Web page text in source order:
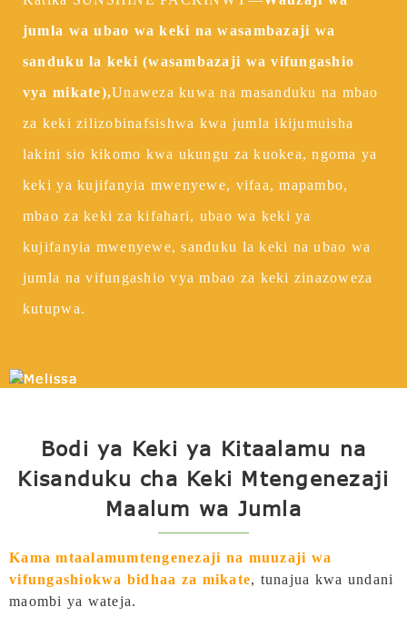
jumla wa ubao wa keki na wasambazaji wa
sanduku la keki (wasambazaji wa vifungashio
vya mikate),Unaweza kuwa na masanduku na mbao
za keki zilizobinafsishwa kwa jumla ikijumuisha
lakini sio kikomo kwa ukungu za kuokea, ngoma ya
keki ya kujifanyia mwenyewe, vifaa, mapambo,
mbao za keki za kifahari, ubao wa keki ya
kujifanyia mwenyewe, sanduku la keki na ubao wa
jumla na vifungashio vya mbao za keki zinazoweza
kutupwa.
Bodi ya Keki ya Kitaalamu na
Kisanduku cha Keki Mtengenezaji
Maalum wa Jumla
Kama mtaalamumtengenezaji na muuzaji wa
vifungashiokwa bidhaa za mikate, tunajua kwa undani
maombi ya wateja.